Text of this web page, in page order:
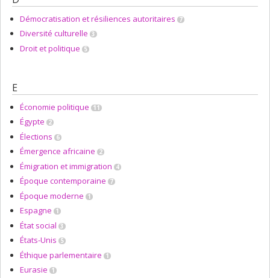
Démocratisation et résiliences autoritaires 7
Diversité culturelle 3
Droit et politique 5
E
Économie politique 11
Égypte 2
Élections 6
Émergence africaine 2
Émigration et immigration 4
Époque contemporaine 7
Époque moderne 1
Espagne 1
État social 3
États-Unis 5
Éthique parlementaire 1
Eurasie 1